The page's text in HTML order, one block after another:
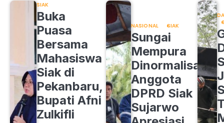
SIAK
Buka
Puasa
Bersama
Mahasiswa
Siak di
Pekanbaru,
Bupati Afni
Zulkifli
NASIONAL SIAK
Sungai
Mempura
Dinormalisasi,
Anggota
DPRD Siak
Sujarwo